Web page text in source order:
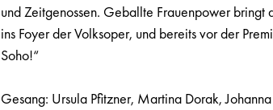
und Zeitgenossen. Geballte Frauenpower
ins Foyer der Volksoper, und bereits vor der
Soho!“
Gesang: Ursula Pfitzner, Martina Dorak,